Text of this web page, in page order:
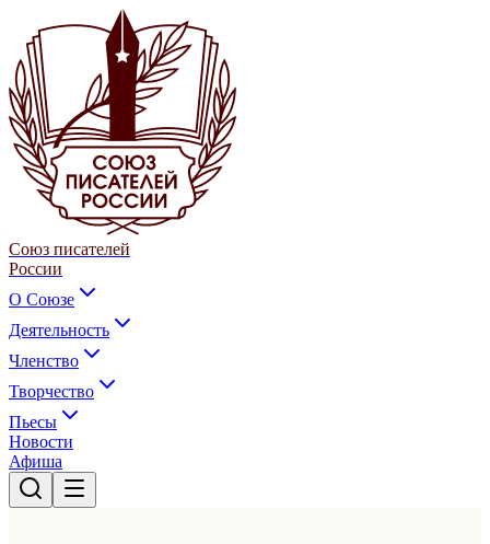
Союз писателей
России
О Союзе
Деятельность
Членство
Творчество
Пьесы
Новости
Афиша